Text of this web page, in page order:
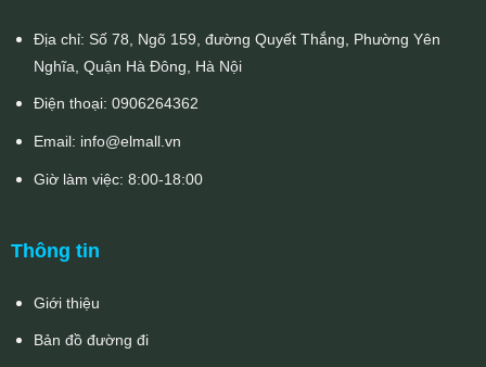
Địa chỉ: Số 78, Ngõ 159, đường Quyết Thắng, Phường Yên
Nghĩa, Quận Hà Đông, Hà Nội
Điện thoại: 0906264362
Email: info@elmall.vn
Giờ làm việc: 8:00-18:00
Thông tin
Giới thiệu
Bản đồ đường đi